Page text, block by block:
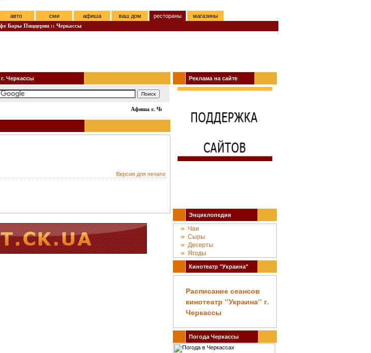
авто сми афиша ваш дом рестораны
магазины
Бары Пиццерии :: Черкассы
Черкассы
Афиша г. Черкассы: кино, театр, концерты, спектакли, гастроли, выставки,
Версия для печати
Реклама на сайте
Энциклопедия
Чаи
Сыры
Десерты
Ягоды
Кинотеатр "Украина"
Расписание сеансов
кинотеатр "Украина" г.
Черкассы
Погода Черкассы